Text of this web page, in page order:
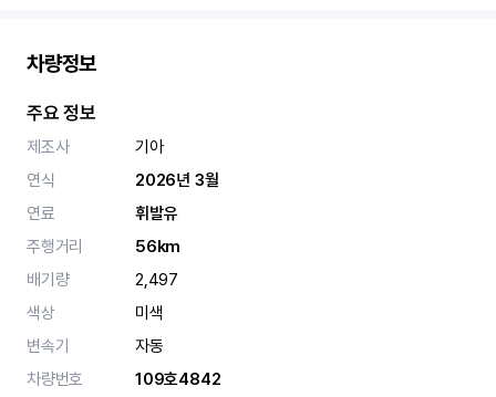
차량정보
주요 정보
제조사
기아
연식
2026년 3월
연료
휘발유
주행거리
56km
배기량
2,497
색상
미색
변속기
자동
차량번호
109호4842